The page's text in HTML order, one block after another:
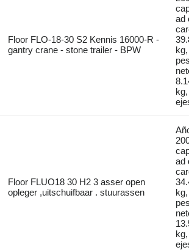
Floor FLO-18-30 S2 Kennis 16000-R -
gantry crane - stone trailer - BPW
ad
kg,
kg,
Floor FLUO18 30 H2 3 asser open
opleger ,uitschuifbaar . stuurassen
ad
kg,
kg,